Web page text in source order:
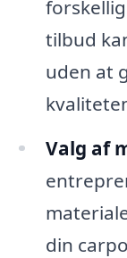
tilbud
uden at
Valg af
din